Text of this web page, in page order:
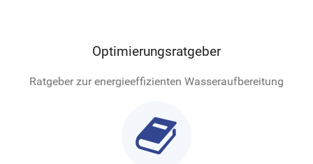
Optimierungsratgeber
Ratgeber zur energieeffizienten Wasseraufbereitung
